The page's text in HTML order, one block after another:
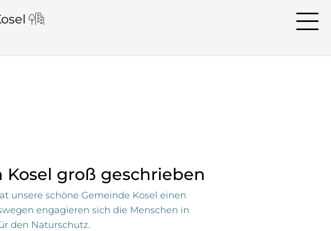
Kosel groß geschrieben
unsere schöne Gemeinde Kosel einen
engagieren sich die Menschen in
den Naturschutz.